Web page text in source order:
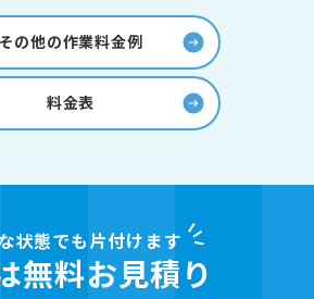
その他の作業料金例
料金表
状態でも片付けます
無料お見積り